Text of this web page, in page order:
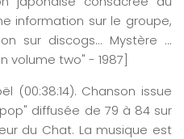
information sur le groupe,
sur discogs... Mystère ...
volume two" - 1987]
(00:38:14). Chanson issue
diffusée de 79 à 84 sur
du Chat. La musique est